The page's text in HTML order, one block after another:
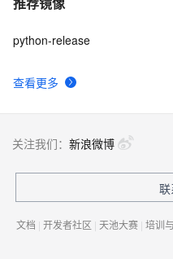
查看更多
python-release
关注我们： 新浪微博
文档 | 开发者社区 | 天池大赛 | 培训